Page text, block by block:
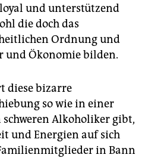
und unterstützend
die doch das
Ordnung und
und Ökonomie bilden.
diese bizarre
so wie in einer
Alkoholiker gibt,
und Energien auf sich
in Bann